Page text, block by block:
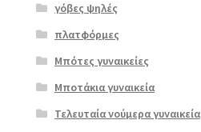
Επιλο
γόβες ψηλές
πλατφόρμες
Μπότες γυναικείες
Μποτάκια γυναικεία
Τελευταία νούμερα γυναικεία